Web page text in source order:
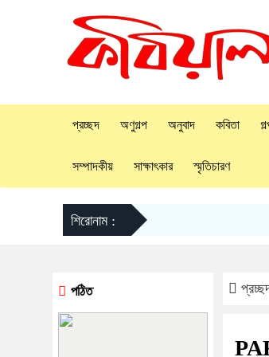
প্রচ্ছদ অণুগল্প অনুবাদ কবিতা
সম্পাদকীয় সাক্ষাৎকার স্মৃতিচারণ
শিরোনাম :
পঠিত